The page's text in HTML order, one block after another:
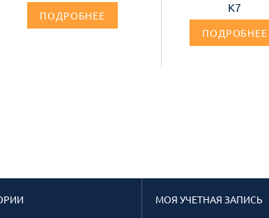
ПОДРОБНЕЕ
K7
ПОДРОБНЕЕ
МОЯ УЧЕТНАЯ ЗАПИСЬ